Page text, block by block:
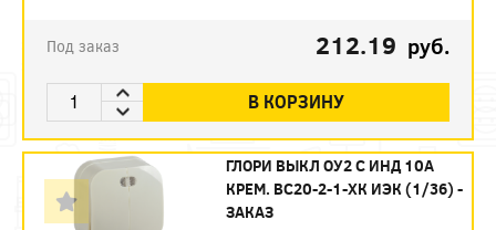
Под заказ 212.19 руб.
В КОРЗИНУ
ГЛОРИ ВЫКЛ ОУ2 С ИНД 10А
КРЕМ. ВС20-2-1-ХК ИЭК (1/36) -
ЗАКАЗ